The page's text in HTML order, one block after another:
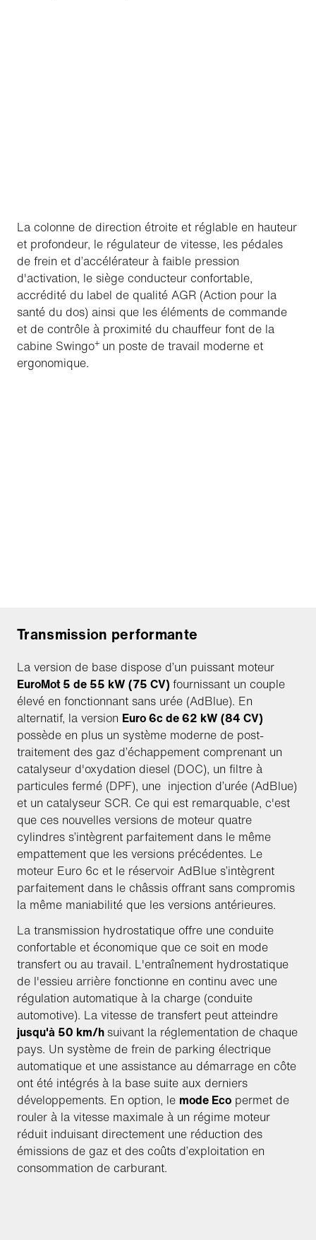
La colonne de direction étroite et réglable en hauteur
et profondeur, le régulateur de vitesse, les pédales
de frein et d’accélérateur à faible pression
d'activation, le siège conducteur confortable,
accrédité du label de qualité AGR (Action pour la
santé du dos) ainsi que les éléments de commande
et de contrôle à proximité du chauffeur font de la
cabine Swingo+ un poste de travail moderne et
ergonomique.
Transmission performante
La version de base dispose d’un puissant moteur
EuroMot 5 de 55 kW (75 CV) fournissant un couple
élevé en fonctionnant sans urée (AdBlue). En
alternatif, la version Euro 6c de 62 kW (84 CV)
possède en plus un système moderne de post-
traitement des gaz d’échappement comprenant un
catalyseur d'oxydation diesel (DOC), un filtre à
particules fermé (DPF), une injection d’urée (AdBlue)
et un catalyseur SCR. Ce qui est remarquable, c'est
que ces nouvelles versions de moteur quatre
cylindres s’intègrent parfaitement dans le même
empattement que les versions précédentes. Le
moteur Euro 6c et le réservoir AdBlue s’intègrent
parfaitement dans le châssis offrant sans compromis
la même maniabilité que les versions antérieures.
La transmission hydrostatique offre une conduite
confortable et économique que ce soit en mode
transfert ou au travail. L'entraînement hydrostatique
de l'essieu arrière fonctionne en continu avec une
régulation automatique à la charge (conduite
automotive). La vitesse de transfert peut atteindre
jusqu'à 50 km/h suivant la réglementation de chaque
pays. Un système de frein de parking électrique
automatique et une assistance au démarrage en côte
ont été intégrés à la base suite aux derniers
développements. En option, le mode Eco permet de
rouler à la vitesse maximale à un régime moteur
réduit induisant directement une réduction des
émissions de gaz et des coûts d’exploitation en
consommation de carburant.